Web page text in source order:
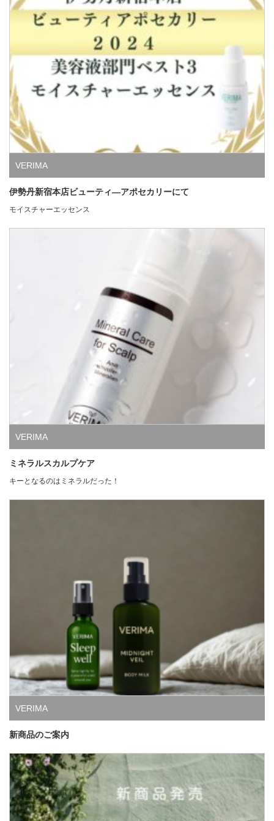
VERIMA
伊勢丹新宿本店ビューティ―アポセカリーにて
モイスチャーエッセンス
VERIMA
ミネラルスカルプケア
キーとなるのはミネラルだった！
VERIMA
新商品のご案内